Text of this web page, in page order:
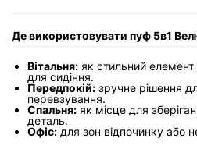
Де використовувати пуф 5в1
Вітальня: як стильний елемент
для сидіння.
Передпокій: зручне рішення
перевзування.
Спальня: як місце для
деталь.
Офіс: для зон відпочинку або